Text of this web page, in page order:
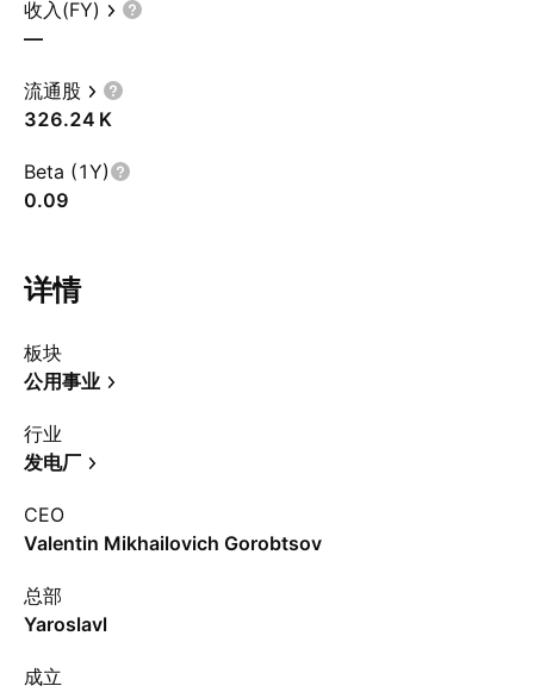
收入(FY)
—
流通股
‪326.24 K‬
Beta (1Y)
0.09
详情
板块
公用事业
行业
发电厂
CEO
Valentin Mikhailovich Gorobtsov
总部
Yaroslavl
成立